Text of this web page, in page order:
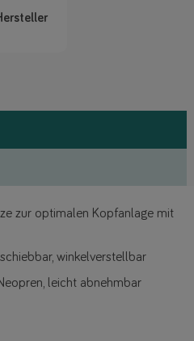
zur optimalen Kopfanlage mit
winkelverstellbar
leicht abnehmbar